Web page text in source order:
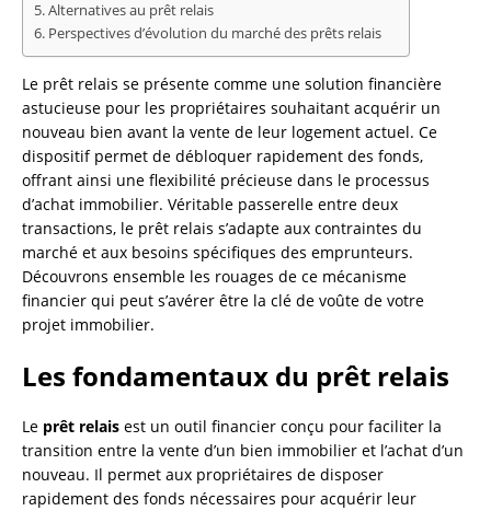
Alternatives au prêt relais
Perspectives d’évolution du marché des prêts relais
Le prêt relais se présente comme une solution financière
astucieuse pour les propriétaires souhaitant acquérir un
nouveau bien avant la vente de leur logement actuel. Ce
dispositif permet de débloquer rapidement des fonds,
offrant ainsi une flexibilité précieuse dans le processus
d’achat immobilier. Véritable passerelle entre deux
transactions, le prêt relais s’adapte aux contraintes du
marché et aux besoins spécifiques des emprunteurs.
Découvrons ensemble les rouages de ce mécanisme
financier qui peut s’avérer être la clé de voûte de votre
projet immobilier.
Les fondamentaux du prêt relais
Le prêt relais est un outil financier conçu pour faciliter la
transition entre la vente d’un bien immobilier et l’achat d’un
nouveau. Il permet aux propriétaires de disposer
rapidement des fonds nécessaires pour acquérir leur